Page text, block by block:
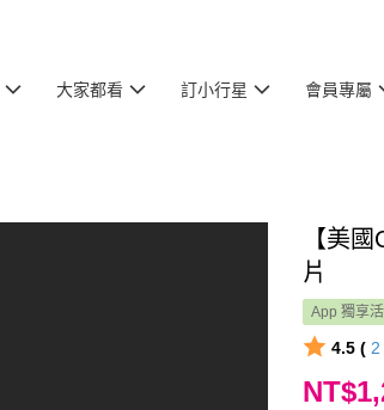
大家都看 訂小行星 會員專屬
【美
片
App 獨享
4.5 ( 2